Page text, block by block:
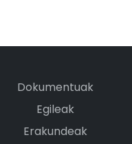
Dokumentuak
Egileak
Erakundeak